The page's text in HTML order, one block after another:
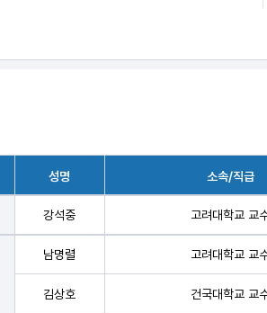
성명 소속/직급
강석중 고려대학교 교
남명렬 고려대학교 교
김상호 건국대학교 교